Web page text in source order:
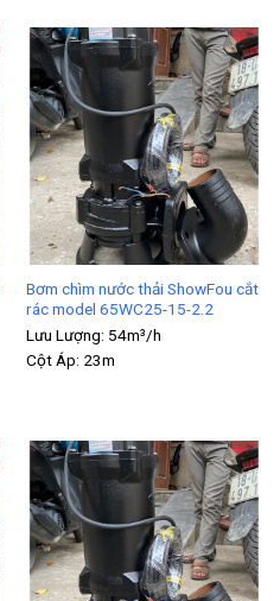
Bơm chìm nước thải ShowFou cắt
rác model 65WC25-15-2.2
Lưu Lượng: 54m³/h
Cột Áp: 23m